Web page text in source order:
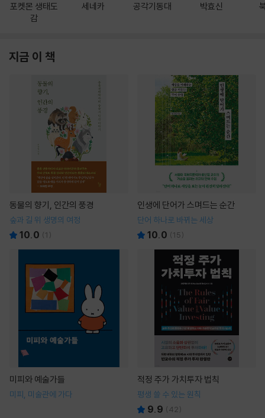
포켓몬 생태도
감
세네카 공각기동대 박효신
지금 이 책
동물의 향기, 인간의 풍경
숲과 길 위 생명의 여정
10.0 (1 )
인생에 단어가 스며드는 순간
단어 하나로 바뀌는 세상
10.0 (15)
미피와 예술가들
미피, 미술관에 가다
적정 주가 가치투자 법칙
평생 쓸 수 있는 원칙
9.9 (42)